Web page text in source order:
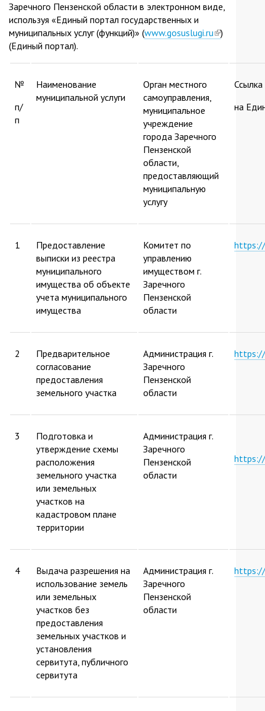
Заречного Пензенской области в электронном виде,
используя «Единый портал государственных и
муниципальных услуг (функций)» (www.gosuslugi.ru(link
)
(Единый портал).
№
п/
п
Наименование
муниципальной услуги
Орган местного
самоуправления,
муниципальное
учреждение
города Заречного
Пензенской
области,
предоставляющий
муниципальную
услугу
Ссылка
на
1
Предоставление
выписки из реестра
муниципального
имущества об объекте
учета муниципального
имущества
Комитет по
управлению
имуществом г.
Заречного
Пензенской
области
2
Предварительное
согласование
предоставления
земельного участка
Администрация г.
Заречного
Пензенской
области
3
Подготовка и
утверждение схемы
расположения
земельного участка
или земельных
участков на
кадастровом плане
территории
Администрация г.
Заречного
Пензенской
области
4
Выдача разрешения на
использование земель
или земельных
участков без
предоставления
земельных участков и
установления
сервитута, публичного
сервитута
Администрация г.
Заречного
Пензенской
области